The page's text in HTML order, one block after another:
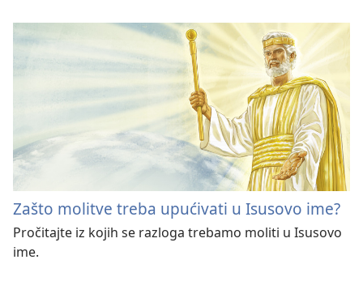
Zašto molitve treba upućivati u Isusovo ime?
Pročitajte iz kojih se razloga trebamo moliti u Isusovo
ime.